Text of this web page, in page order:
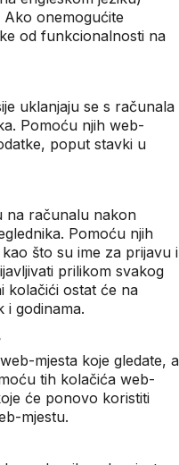
onemogućite
od funkcionalnosti na
uklanjaju se s računala
Pomoću njih web-
poput stavki u
na računalu nakon
Pomoću njih
što su ime za prijavu i
prilikom svakog
kolačići ostat će na
i godinama.
mjesta koje gledate, a
tih kolačića web-
će ponovo koristiti
mjestu.